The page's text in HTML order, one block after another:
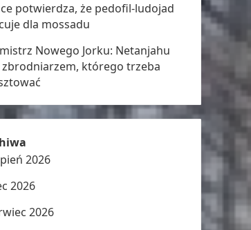
potwierdza, że pedofil-ludojad
dla mossadu
Nowego Jorku: Netanjahu
zbrodniarzem, którego trzeba
2026
2026
2026